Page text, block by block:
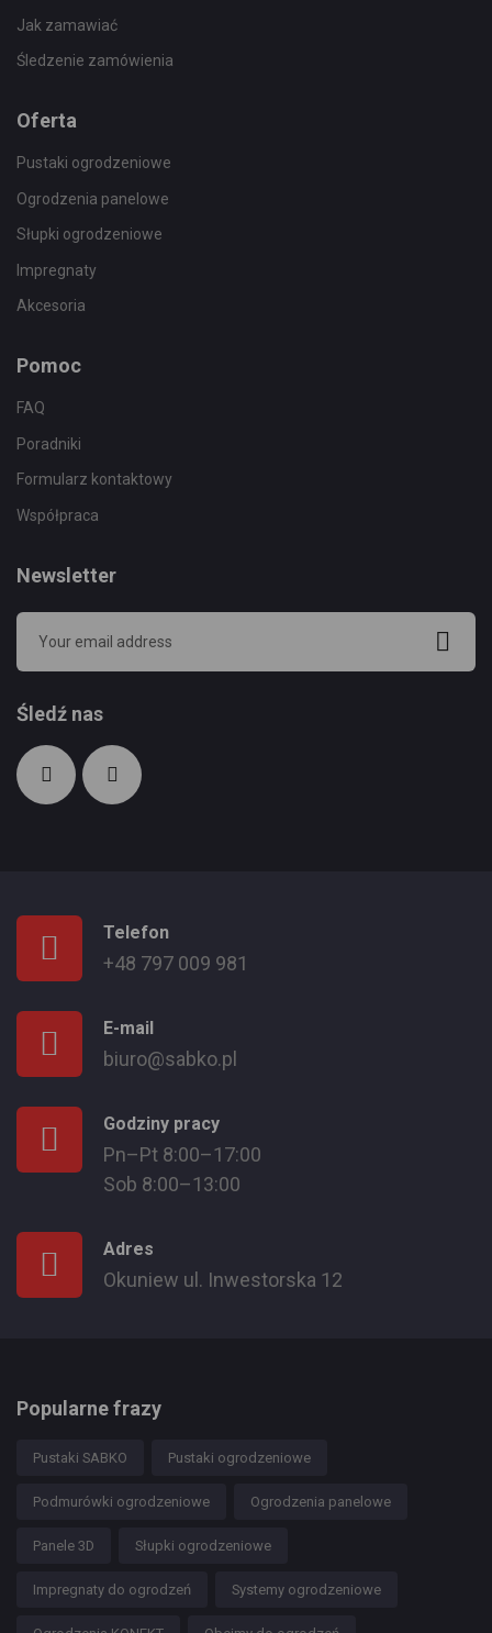
Jak zamawiać
Śledzenie zamówienia
Oferta
Pustaki ogrodzeniowe
Ogrodzenia panelowe
Słupki ogrodzeniowe
Impregnaty
Akcesoria
Pomoc
FAQ
Poradniki
Formularz kontaktowy
Współpraca
Newsletter
Śledź nas
Telefon
+48 797 009 981
E-mail
biuro@sabko.pl
Godziny pracy
Pn–Pt 8:00–17:00
Sob 8:00–13:00
Adres
Okuniew ul. Inwestorska 12
Popularne frazy
Pustaki SABKO Pustaki ogrodzeniowe
Podmurówki ogrodzeniowe Ogrodzenia panelowe
Panele 3D Słupki ogrodzeniowe
Impregnaty do ogrodzeń Systemy ogrodzeniowe